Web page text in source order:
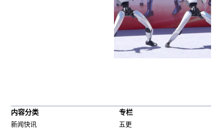
内容分类
新闻快讯
专栏
五更